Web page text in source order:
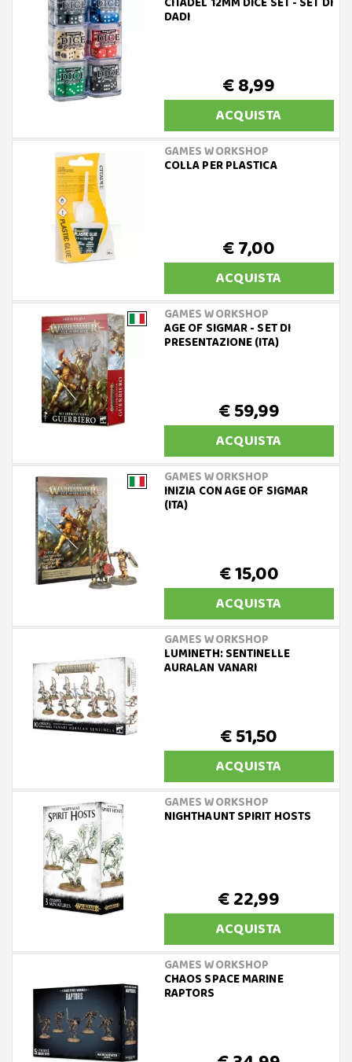
DADI
€ 8,99
ACQUISTA
GAMES WORKSHOP
COLLA PER PLASTICA
€ 7,00
ACQUISTA
GAMES WORKSHOP
AGE OF SIGMAR - SET DI
PRESENTAZIONE (ITA)
€ 59,99
ACQUISTA
GAMES WORKSHOP
INIZIA CON AGE OF SIGMAR
(ITA)
€ 15,00
ACQUISTA
GAMES WORKSHOP
LUMINETH: SENTINELLE
AURALAN VANARI
€ 51,50
ACQUISTA
GAMES WORKSHOP
NIGHTHAUNT SPIRIT HOSTS
€ 22,99
ACQUISTA
GAMES WORKSHOP
CHAOS SPACE MARINE
RAPTORS